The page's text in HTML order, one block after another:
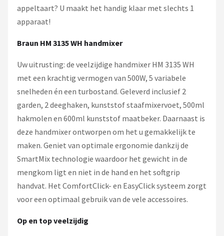
Alle merken →
appeltaart? U maakt het handig klaar met slechts 1
apparaat!
Braun HM 3135 WH handmixer
Uw uitrusting: de veelzijdige handmixer HM 3135 WH
met een krachtig vermogen van 500W, 5 variabele
snelheden én een turbostand. Geleverd inclusief 2
garden, 2 deeghaken, kunststof staafmixervoet, 500ml
hakmolen en 600ml kunststof maatbeker. Daarnaast is
deze handmixer ontworpen om het u gemakkelijk te
maken. Geniet van optimale ergonomie dankzij de
SmartMix technologie waardoor het gewicht in de
mengkom ligt en niet in de hand en het softgrip
handvat. Het ComfortClick- en EasyClick systeem zorgt
voor een optimaal gebruik van de vele accessoires.
Op en top veelzijdig